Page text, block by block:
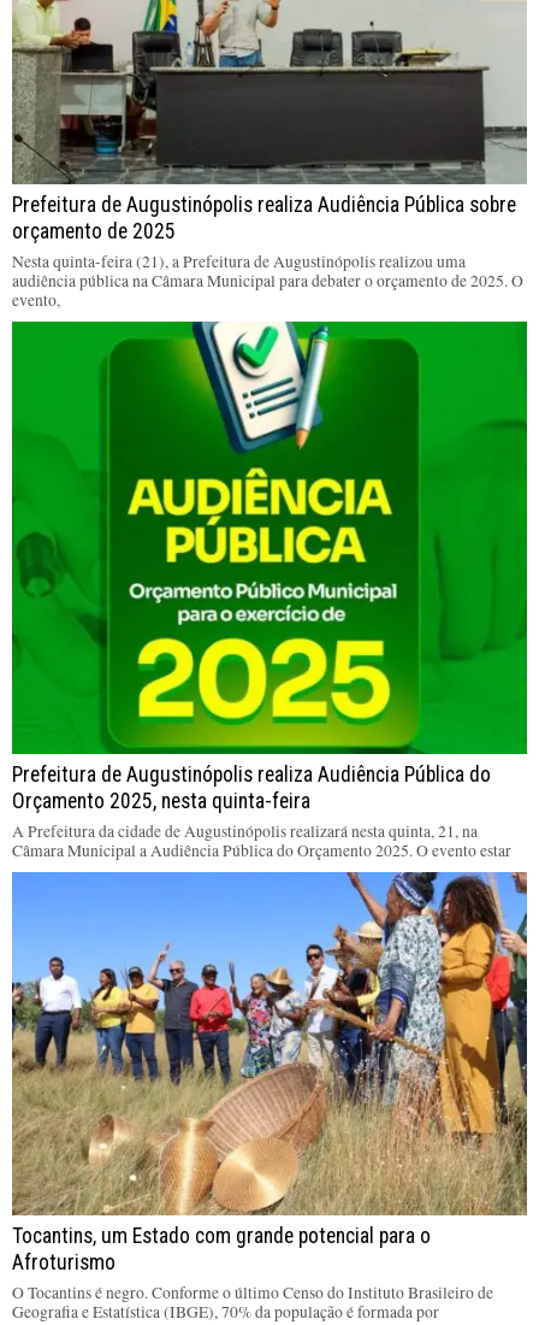
Prefeitura de Augustinópolis realiza Audiência Pública sobre
orçamento de 2025
Nesta quinta-feira (21), a Prefeitura de Augustinópolis realizou uma
audiência pública na Câmara Municipal para debater o orçamento de 2025. O
evento,
Prefeitura de Augustinópolis realiza Audiência Pública do
Orçamento 2025, nesta quinta-feira
A Prefeitura da cidade de Augustinópolis realizará nesta quinta, 21, na
Câmara Municipal a Audiência Pública do Orçamento 2025. O evento estar
Tocantins, um Estado com grande potencial para o
Afroturismo
O Tocantins é negro. Conforme o último Censo do Instituto Brasileiro de
Geografia e Estatística (IBGE), 70% da população é formada por